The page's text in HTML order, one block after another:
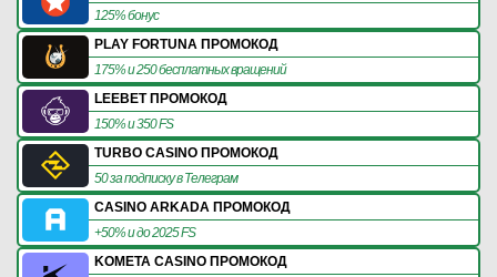
125% бонус
PLAY FORTUNA ПРОМОКОД
175% и 250 бесплатных вращений
LEEBET ПРОМОКОД
150% и 350 FS
TURBO CASINO ПРОМОКОД
50 за подписку в Телеграм
CASINO ARKADA ПРОМОКОД
+50% и до 2025 FS
KOMETA CASINO ПРОМОКОД